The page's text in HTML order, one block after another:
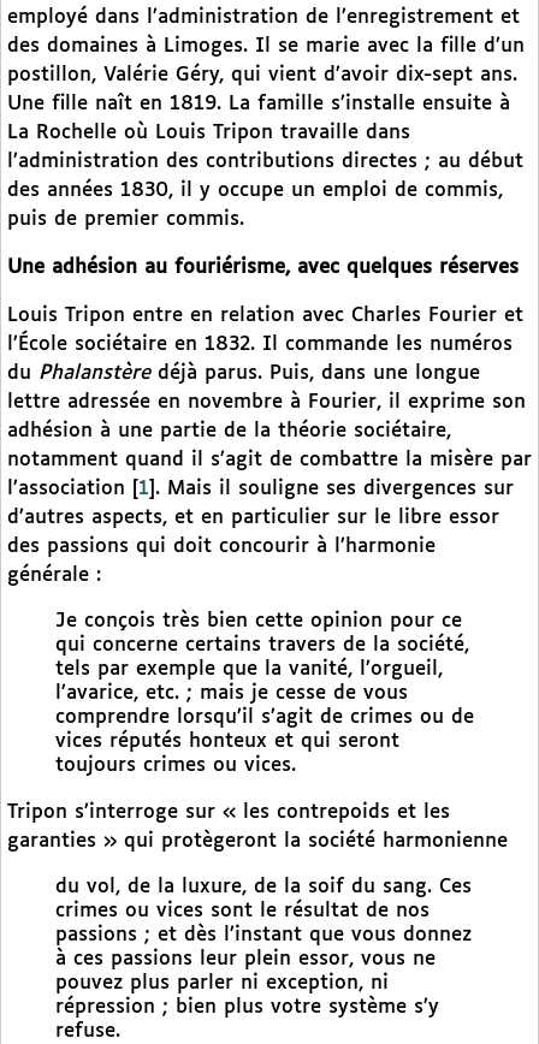
employé dans l’administration de l’enregistrement et
des domaines à Limoges. Il se marie avec la fille d’un
postillon, Valérie Géry, qui vient d’avoir dix-sept ans.
Une fille naît en 1819. La famille s’installe ensuite à
La Rochelle où Louis Tripon travaille dans
l’administration des contributions directes ; au début
des années 1830, il y occupe un emploi de commis,
puis de premier commis.
Une adhésion au fouriérisme, avec quelques réserves
Louis Tripon entre en relation avec Charles Fourier et
l’École sociétaire en 1832. Il commande les numéros
du Phalanstère déjà parus. Puis, dans une longue
lettre adressée en novembre à Fourier, il exprime son
adhésion à une partie de la théorie sociétaire,
notamment quand il s’agit de combattre la misère par
l’association
1 . Mais il souligne ses divergences sur
d’autres aspects, et en particulier sur le libre essor
des passions qui doit concourir à l’harmonie
générale :
Je conçois très bien cette opinion pour ce
qui concerne certains travers de la société,
tels par exemple que la vanité, l’orgueil,
l’avarice, etc. ; mais je cesse de vous
comprendre lorsqu’il s’agit de crimes ou de
vices réputés honteux et qui seront
toujours crimes ou vices.
Tripon s’interroge sur « les contrepoids et les
garanties » qui protègeront la société harmonienne
du vol, de la luxure, de la soif du sang. Ces
crimes ou vices sont le résultat de nos
passions ; et dès l’instant que vous donnez
à ces passions leur plein essor, vous ne
pouvez plus parler ni exception, ni
répression ; bien plus votre système s’y
refuse.